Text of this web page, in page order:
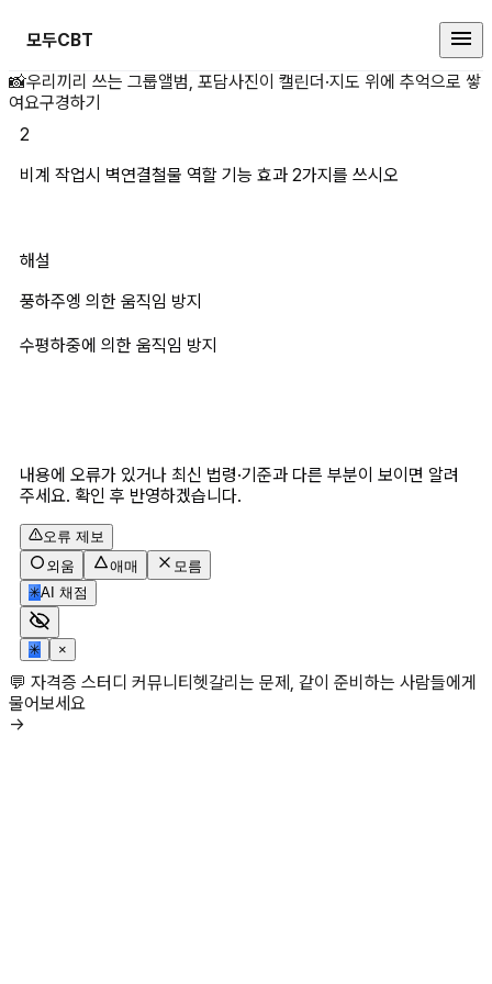
모두CBT
비계 작업시 벽연결철물 역할 기능
📸우리끼리 쓰는 그룹앨범, 포담사진이 캘린더·지도 위에 추억으로 쌓
여요구경하기
2
비계 작업시 벽연결철물 역할 기능 효과 2가지를 쓰시오
해설
풍하주엥 의한 움직임 방지
수평하중에 의한 움직임 방지
내용에 오류가 있거나 최신 법령·기준과 다른 부분이 보이면 알려
주세요. 확인 후 반영하겠습니다.
오류 제보
외움
애매
모름
✳AI 채점
✳ ×
💬 자격증 스터디 커뮤니티헷갈리는 문제, 같이 준비하는 사람들에게
물어보세요
→